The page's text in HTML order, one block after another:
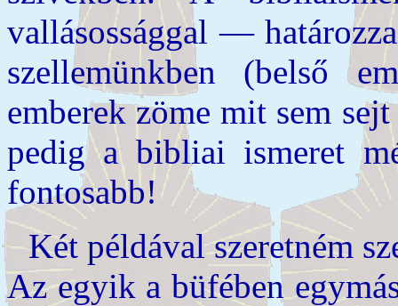
vallásossággal —
szellemünkben (belső
emberek zöme mit sem
pedig a bibliai ismeret
fontosabb!
Két példával szeretném
Az egyik a büfében